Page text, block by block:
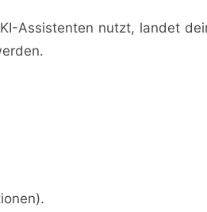
Assistenten nutzt, landet